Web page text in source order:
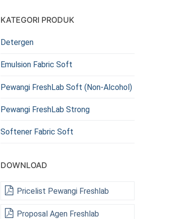
KATEGORI PRODUK
Detergen
Emulsion Fabric Soft
Pewangi FreshLab Soft (Non-Alcohol)
Pewangi FreshLab Strong
Softener Fabric Soft
DOWNLOAD
Pricelist Pewangi Freshlab
Proposal Agen Freshlab